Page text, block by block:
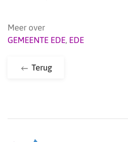
Meer over
GEMEENTE EDE, EDE
Terug